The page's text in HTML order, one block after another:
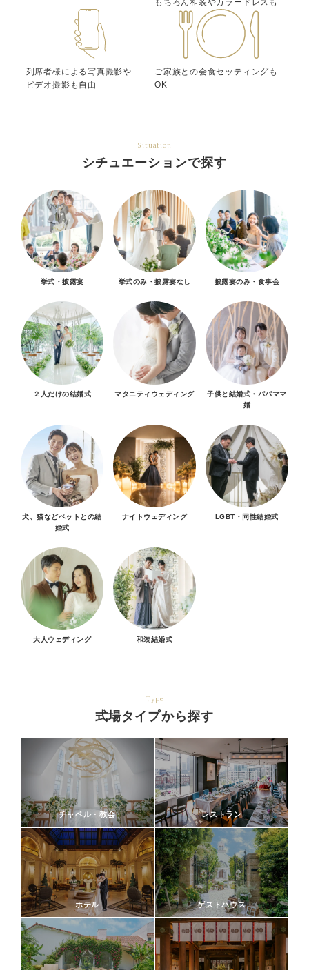
もちろん和装やカラードレスも
列席者様による写真撮影や
ビデオ撮影も自由
ご家族との会食セッティングも
OK
Situation
シチュエーションで探す
挙式・披露宴 挙式のみ・披露宴なし 披露宴のみ・食事会
２人だけの結婚式 マタニティウェディング
子供と結婚式・パパママ
婚
犬、猫などペットとの結
婚式
ナイトウェディング LGBT・同性結婚式
大人ウェディング 和装結婚式
Type
式場タイプから探す
チャペル・教会 レストラン
ホテル ゲストハウス